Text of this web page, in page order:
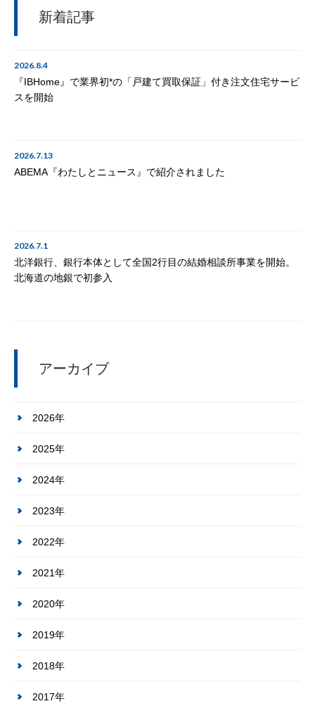
新着記事
2026.8.4
『IBHome』で業界初*の「戸建て買取保証」付き注文住宅サービ
スを開始
2026.7.13
ABEMA『わたしとニュース』で紹介されました
2026.7.1
北洋銀行、銀行本体として全国2行目の結婚相談所事業を開始。
北海道の地銀で初参入
アーカイブ
2026年
2025年
2024年
2023年
2022年
2021年
2020年
2019年
2018年
2017年